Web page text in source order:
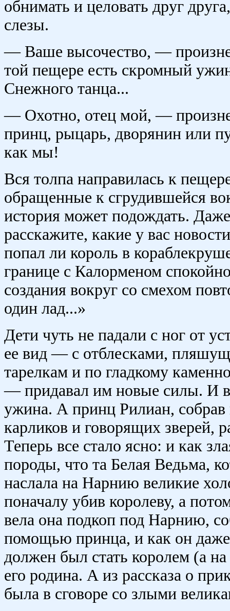
обнимать и целовать друг
слезы.
— Ваше высочество, —
той пещере есть скромный
Снежного танца...
— Охотно, отец мой, —
принц, рыцарь, дворянин или
как мы!
Вся толпа направилась к
обращенные к сгрудившейся
история может подождать.
расскажите, какие у вас
попал ли король в
границе с Калорменом
создания вокруг со смехом
один лад...»
Дети чуть не падали с ног от
ее вид — с отблесками,
тарелкам и по гладкому
— придавал им новые силы. И
ужина. А принц Рилиан,
карликов и говорящих зверей,
Теперь все стало ясно: и как
породы, что та Белая Ведьма,
наслала на Нарнию великие
поначалу убив королеву, а
вела она подкоп под Нарнию,
помощью принца, и как он даже
должен был стать королем (а
его родина. А из рассказа о
была в сговоре со злыми